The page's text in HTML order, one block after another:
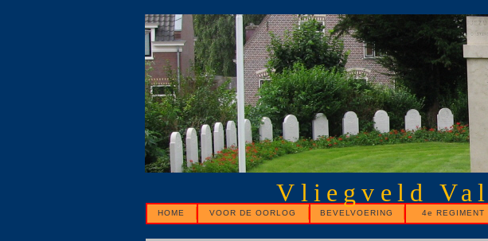
Vliegveld
HOME VOOR DE OORLOG BEVELVOERING 4e REGIMENT